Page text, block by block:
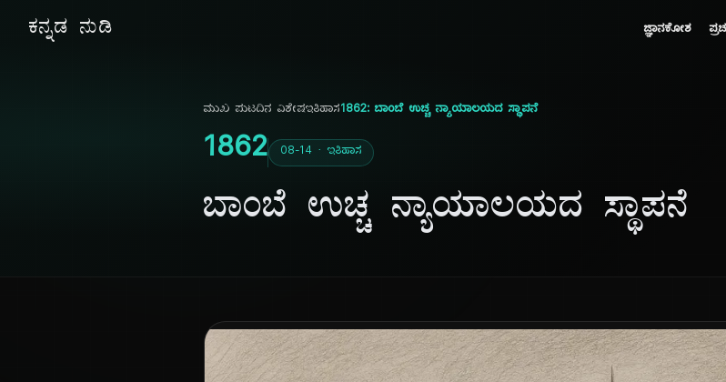
ಕನ್ನಡ ನುಡಿ ಜ್ಞಾನಕೋಶ
ಮುಖ ಪುಟದಿನ ವಿಶೇಷಇತಿಹಾಸ1862: ಬಾಂಬೆ ಉಚ್ಚ ನ್ಯಾಯಾಲಯದ ಸ್ಥಾಪನೆ
1862 08-14 · ಇತಿಹಾಸ
ಬಾಂಬೆ ಉಚ್ಚ ನ್ಯಾಯಾಲಯದ ಸ್ಥಾಪನೆ